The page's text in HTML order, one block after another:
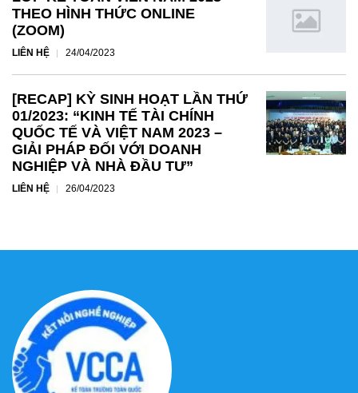
THEO HÌNH THỨC ONLINE
(ZOOM)
LIÊN HỆ 24/04/2023
[RECAP] KỲ SINH HOẠT LẦN THỨ
01/2023: “KINH TẾ TÀI CHÍNH
QUỐC TẾ VÀ VIỆT NAM 2023 –
GIẢI PHÁP ĐỐI VỚI DOANH
NGHIỆP VÀ NHÀ ĐẦU TƯ”
LIÊN HỆ 26/04/2023